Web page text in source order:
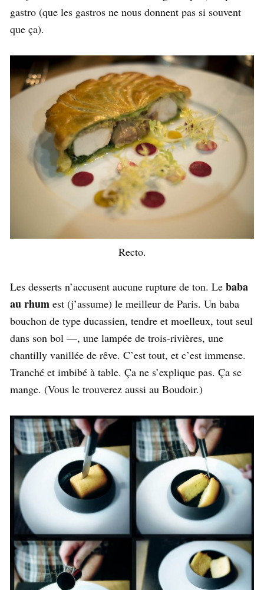
gastro (que les gastros ne nous donnent pas si souvent
que ça).
Recto.
Les desserts n’accusent aucune rupture de ton. Le baba
au rhum est (j’assume) le meilleur de Paris. Un baba
bouchon de type ducassien, tendre et moelleux, tout seul
dans son bol —, une lampée de trois-rivières, une
chantilly vanillée de rêve. C’est tout, et c’est immense.
Tranché et imbibé à table. Ça ne s’explique pas. Ça se
mange. (Vous le trouverez aussi au Boudoir.)